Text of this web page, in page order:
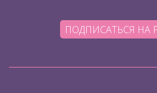
ПОДПИСАТЬСЯ НА